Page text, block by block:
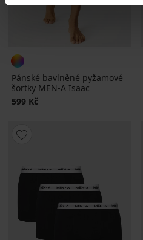
Pánské bavlněné pyžamové
šortky MEN-A Isaac
599 Kč